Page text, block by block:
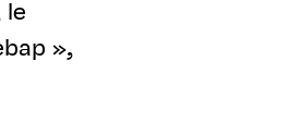
le
»,